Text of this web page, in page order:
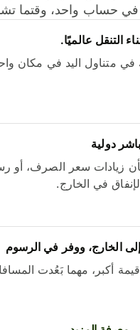
حساب واحد، وقتما
التنقل عالميًا.
متناول اليد في مكان
دولية
زيادات سعر الصرف، أو
في الخارج.
الخارج، ووفر في الرسوم
أكبر، مهما بَعُدت